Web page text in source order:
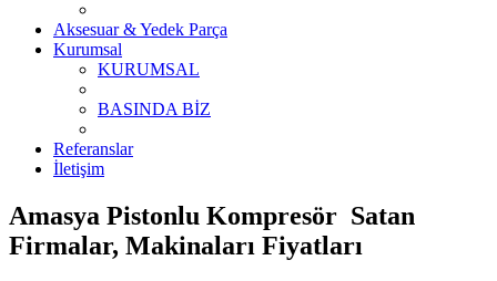
Aksesuar & Yedek Parça
Kurumsal
KURUMSAL
BASINDA BİZ
Referanslar
İletişim
Amasya Pistonlu Kompresör Satan
Firmalar, Makinaları Fiyatları